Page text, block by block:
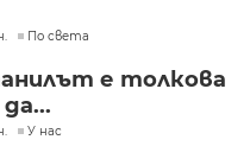
По света
е толкова
У нас